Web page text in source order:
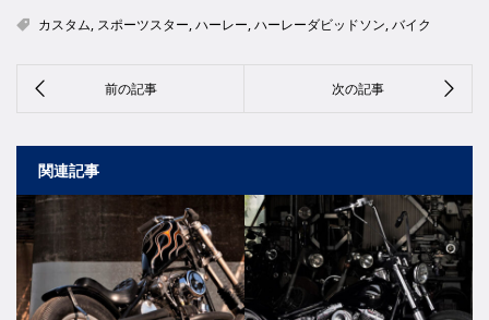
カスタム, スポーツスター,ハーレー,ハーレーダビッドソン,バイク
関連記事